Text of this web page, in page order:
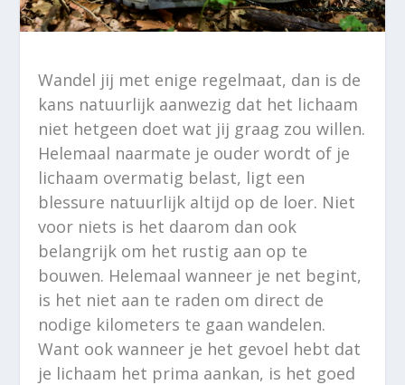
Wandel jij met enige regelmaat, dan is de
kans natuurlijk aanwezig dat het lichaam
niet hetgeen doet wat jij graag zou willen.
Helemaal naarmate je ouder wordt of je
lichaam overmatig belast, ligt een
blessure natuurlijk altijd op de loer. Niet
voor niets is het daarom dan ook
belangrijk om het rustig aan op te
bouwen. Helemaal wanneer je net begint,
is het niet aan te raden om direct de
nodige kilometers te gaan wandelen.
Want ook wanneer je het gevoel hebt dat
je lichaam het prima aankan, is het goed